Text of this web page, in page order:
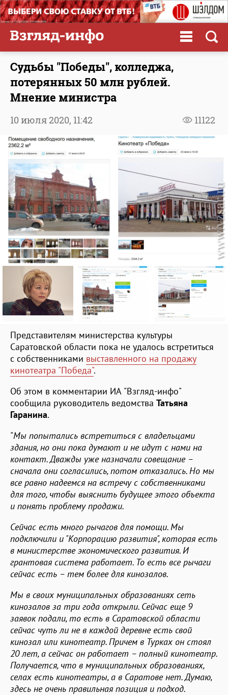
Судьбы "Победы", колледжа,
потерянных 50 млн рублей.
Мнение министра
11122
10 июля 2020, 11:42
Представителям министерства культуры
Саратовской области пока не удалось встретиться
с собственниками выставленного на продажу
кинотеатра "Победа".
Об этом в комментарии ИА "Взгляд-инфо"
сообщила руководитель ведомства Татьяна
Гаранина.
"Мы попытались встретиться с владельцами
здания, но они пока думают и не идут с нами на
контакт. Дважды уже назначали совещание –
сначала они согласились, потом отказались. Но мы
все равно надеемся на встречу с собственниками
для того, чтобы выяснить будущее этого объекта
и понять проблему продажи.
Сейчас есть много рычагов для помощи. Мы
подключили и "Корпорацию развития", которая есть
в министерстве экономического развития. И
грантовая система работает. То есть все рычаги
сейчас есть – тем более для кинозалов.
Мы в своих муниципальных образованиях сеть
кинозалов за три года открыли. Сейчас еще 9
заявок подали, то есть в Саратовской области
сейчас чуть ли не в каждой деревне есть свой
кинозал или кинотеатр. Причем в Турках он стоял
20 лет, а сейчас он работает – полный кинотеатр.
Получается, что в муниципальных образованиях,
селах есть кинотеатры, а в Саратове нет. Думаю,
здесь не очень правильная позиция и подход.